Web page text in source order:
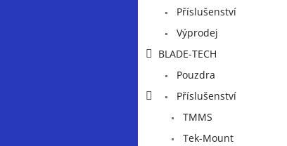
Příslušenství
Výprodej
BLADE-TECH
Pouzdra
Příslušenství
TMMS
Tek-Mount